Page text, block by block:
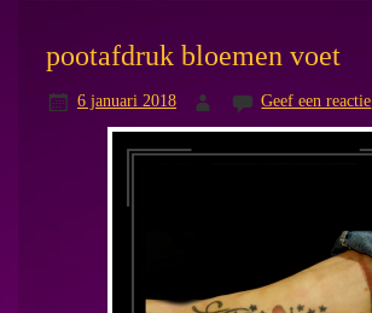
pootafdruk bloemen voet
6 januari 2018 Geef een reactie